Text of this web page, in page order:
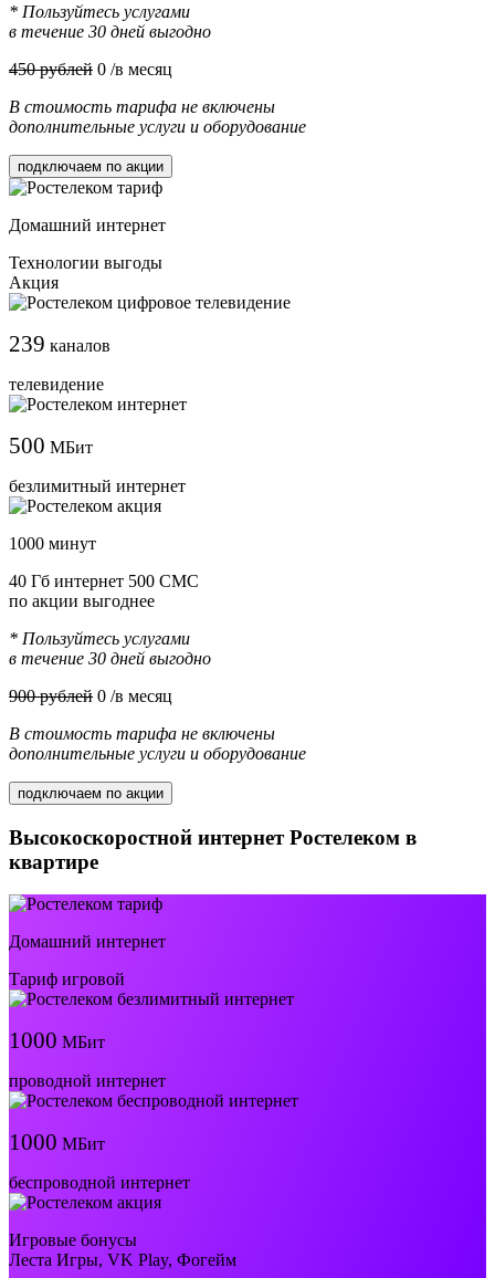
* Пользуйтесь услугами
в течение 30 дней выгодно
450 рублей 0 /в месяц
В стоимость тарифа не включены
дополнительные услуги и оборудование
подключаем по акции
Домашний интернет
Технологии выгоды
Акция
239 каналов
телевидение
500 МБит
безлимитный интернет
1000 минут
40 Гб интернет 500 СМС
по акции выгоднее
* Пользуйтесь услугами
в течение 30 дней выгодно
900 рублей 0 /в месяц
В стоимость тарифа не включены
дополнительные услуги и оборудование
подключаем по акции
Высокоскоростной интернет Ростелеком в
квартире
Домашний интернет
Тариф игровой
1000 МБит
проводной интернет
1000 МБит
беспроводной интернет
Игровые бонусы
Леста Игры, VK Play, Фогейм